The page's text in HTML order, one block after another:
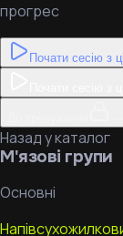
прогрес
Почати сесію з
Назад у каталог
М'язові групи
Основні